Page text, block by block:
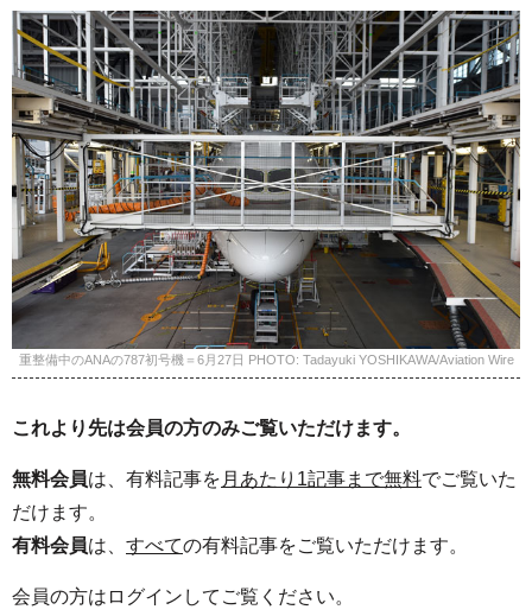
重整備中のANAの787初号機＝6月27日 PHOTO: Tadayuki YOSHIKAWA/Aviation Wire
これより先は会員の方のみご覧いただけます。
無料会員は、有料記事を 月あたり1記事まで無料でご覧いた
だけます。
有料会員は、 すべての有料記事をご覧いただけます。
会員の方はログインしてご覧ください。